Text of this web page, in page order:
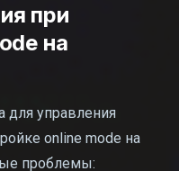
при
на
для управления
online mode на
проблемы: